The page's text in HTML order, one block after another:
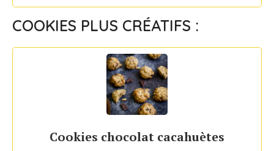
COOKIES PLUS CRÉATIFS :
Cookies chocolat cacahuètes